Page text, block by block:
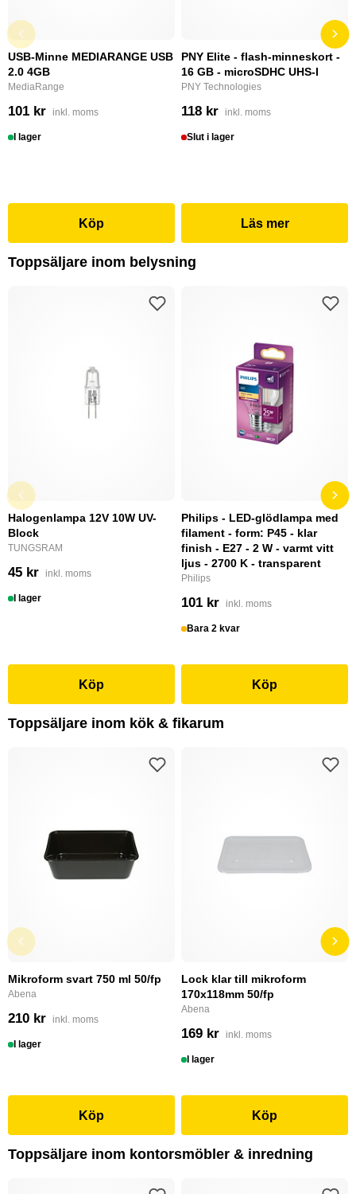
USB-Minne MEDIARANGE USB
2.0 4GB
MediaRange
101 kr inkl. moms
I lager
Köp
PNY Elite - flash-minneskort -
16 GB - microSDHC UHS-I
PNY Technologies
118 kr inkl. moms
Slut i lager
Läs mer
Toppsäljare inom belysning
Halogenlampa 12V 10W UV-
Block
TUNGSRAM
45 kr inkl. moms
I lager
Köp
Philips - LED-glödlampa med
filament - form: P45 - klar
finish - E27 - 2 W - varmt vitt
ljus - 2700 K - transparent
Philips
101 kr inkl. moms
Bara 2 kvar
Köp
Toppsäljare inom kök & fikarum
Mikroform svart 750 ml 50/fp
Abena
210 kr inkl. moms
I lager
Köp
Lock klar till mikroform
170x118mm 50/fp
Abena
169 kr inkl. moms
I lager
Köp
Toppsäljare inom kontorsmöbler & inredning